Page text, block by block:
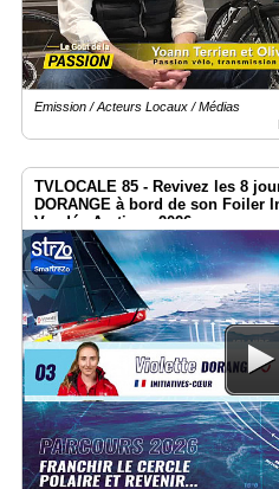
Emission / Acteurs Locaux / Médias
TVLOCALE 85 - Revivez les 8
DORANGE à bord de son Foiler
Vendée Arctique 2026